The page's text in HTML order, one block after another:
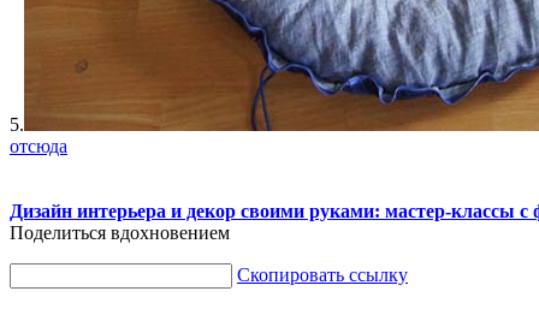
5.
отсюда
Дизайн интерьера и декор своими руками: мастер-классы с
Поделиться вдохновением
Скопировать ссылку